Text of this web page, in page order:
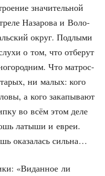
зна­чи­тель­ной
Наза­ро­ва и Воло­
округ. Под­лы­ми
о том, что отбе­рут
Что мат­рос­
ни малых: кого
а кого зака­пы­ва­ют
во всём этом деле
латы­ши и евреи.
ока­за­лась сильна…
«Видан­ное ли